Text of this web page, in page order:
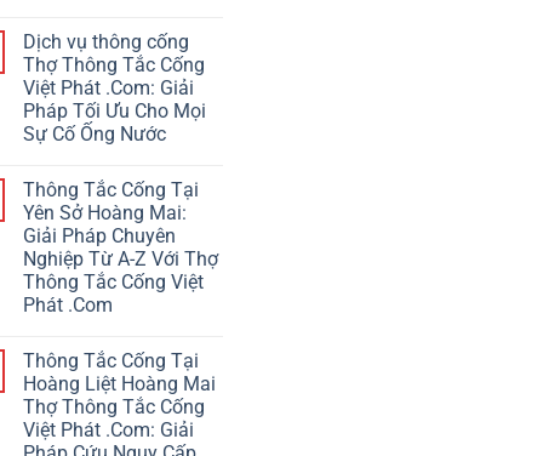
Dịch vụ thông cống
Thợ Thông Tắc Cống
Việt Phát .Com: Giải
Pháp Tối Ưu Cho Mọi
Sự Cố Ống Nước
Thông Tắc Cống Tại
Yên Sở Hoàng Mai:
Giải Pháp Chuyên
Nghiệp Từ A-Z Với Thợ
Thông Tắc Cống Việt
Phát .Com
Thông Tắc Cống Tại
Hoàng Liệt Hoàng Mai
Thợ Thông Tắc Cống
Việt Phát .Com: Giải